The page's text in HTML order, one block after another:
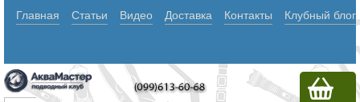
Главная Статьи Видео Доставка Контакты Клубный блог